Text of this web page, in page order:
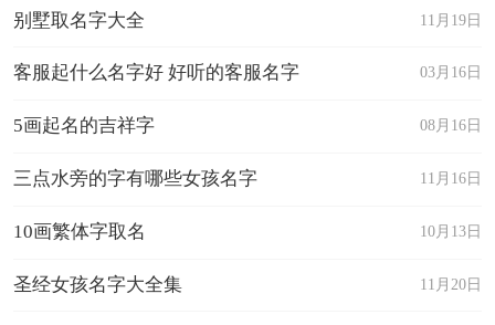
11月19日
别墅取名字大全
03月16日
客服起什么名字好 好听的客服名字
08月16日
5画起名的吉祥字
11月16日
三点水旁的字有哪些女孩名字
10月13日
10画繁体字取名
11月20日
圣经女孩名字大全集